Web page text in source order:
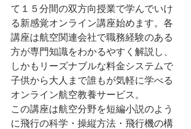
て１５分間の双方向授業で学んでいけ
る新感覚オンライン講座始めます。各
講座は航空関連会社で職務経験のある
方が専門知識をわかるやすく解説し、
しかもリーズナブルな料金システムで
子供から大人まで誰もが気軽に学べる
オンライン航空教養サービス。
この講座は航空分野を短編小説のよう
に飛行の科学・操縦方法・飛行機の構